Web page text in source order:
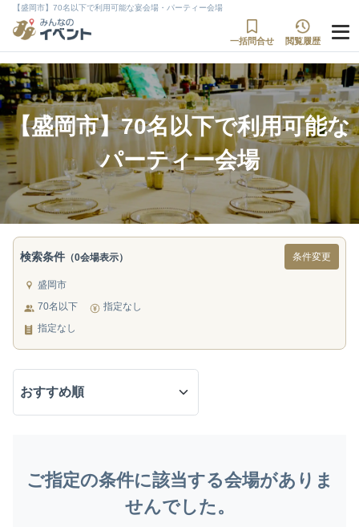
【盛岡市】70名以下で利用可能な宴会場・パーティー会場
一括問合せ 閲覧履歴
【盛岡市】70名以下で利用可能な
パーティー会場
検索条件 （0会場表示） 条件変更
盛岡市
70名以下
指定なし
指定なし
ご指定の条件に該当する会場がありま
せんでした。